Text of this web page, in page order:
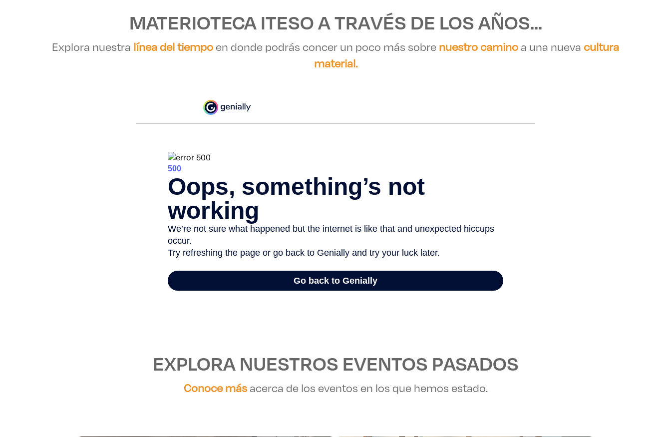
MATERIOTECA ITESO A TRAVÉS DE LOS AÑOS...
Explora nuestra línea del tiempoen donde podrás concer un poco más sobrenuestro caminoa una nueva cultura
material.
EXPLORA NUESTROS EVENTOS PASADOS
Conoce másacerca de los eventos en los que hemos estado.